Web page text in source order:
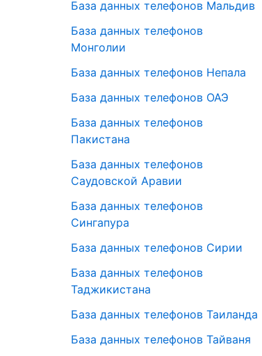
База данных телефонов Мальдив
База данных телефонов
Монголии
База данных телефонов Непала
База данных телефонов ОАЭ
База данных телефонов
Пакистана
База данных телефонов
Саудовской Аравии
База данных телефонов
Сингапура
База данных телефонов Сирии
База данных телефонов
Таджикистана
База данных телефонов Таиланда
База данных телефонов Тайваня